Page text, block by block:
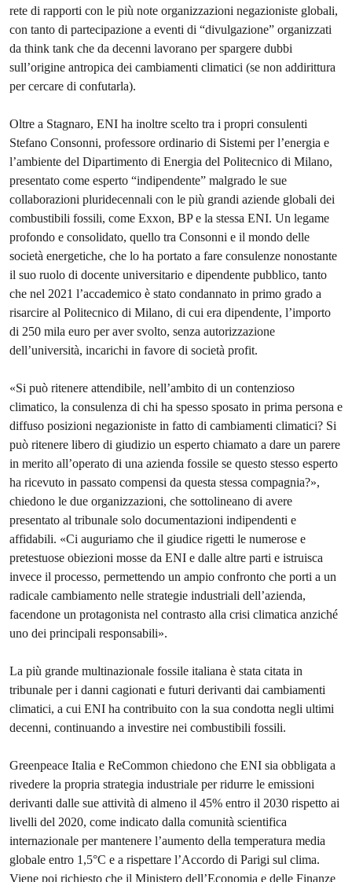
rete di rapporti con le più note organizzazioni negazioniste globali,
con tanto di partecipazione a eventi di “divulgazione” organizzati
da think tank che da decenni lavorano per spargere dubbi
sull’origine antropica dei cambiamenti climatici (se non addirittura
per cercare di confutarla).
Oltre a Stagnaro, ENI ha inoltre scelto tra i propri consulenti
Stefano Consonni, professore ordinario di Sistemi per l’energia e
l’ambiente del Dipartimento di Energia del Politecnico di Milano,
presentato come esperto “indipendente” malgrado le sue
collaborazioni pluridecennali con le più grandi aziende globali dei
combustibili fossili, come Exxon, BP e la stessa ENI. Un legame
profondo e consolidato, quello tra Consonni e il mondo delle
società energetiche, che lo ha portato a fare consulenze nonostante
il suo ruolo di docente universitario e dipendente pubblico, tanto
che nel 2021 l’accademico è stato condannato in primo grado a
risarcire al Politecnico di Milano, di cui era dipendente, l’importo
di 250 mila euro per aver svolto, senza autorizzazione
dell’università, incarichi in favore di società profit.
«Si può ritenere attendibile, nell’ambito di un contenzioso
climatico, la consulenza di chi ha spesso sposato in prima persona e
diffuso posizioni negazioniste in fatto di cambiamenti climatici? Si
può ritenere libero di giudizio un esperto chiamato a dare un parere
in merito all’operato di una azienda fossile se questo stesso esperto
ha ricevuto in passato compensi da questa stessa compagnia?»,
chiedono le due organizzazioni, che sottolineano di avere
presentato al tribunale solo documentazioni indipendenti e
affidabili. «Ci auguriamo che il giudice rigetti le numerose e
pretestuose obiezioni mosse da ENI e dalle altre parti e istruisca
invece il processo, permettendo un ampio confronto che porti a un
radicale cambiamento nelle strategie industriali dell’azienda,
facendone un protagonista nel contrasto alla crisi climatica anziché
uno dei principali responsabili».
La più grande multinazionale fossile italiana è stata citata in
tribunale per i danni cagionati e futuri derivanti dai cambiamenti
climatici, a cui ENI ha contribuito con la sua condotta negli ultimi
decenni, continuando a investire nei combustibili fossili.
Greenpeace Italia e ReCommon chiedono che ENI sia obbligata a
rivedere la propria strategia industriale per ridurre le emissioni
derivanti dalle sue attività di almeno il 45% entro il 2030 rispetto ai
livelli del 2020, come indicato dalla comunità scientifica
internazionale per mantenere l’aumento della temperatura media
globale entro 1,5°C e a rispettare l’Accordo di Parigi sul clima.
Viene poi richiesto che il Ministero dell’Economia e delle Finanze